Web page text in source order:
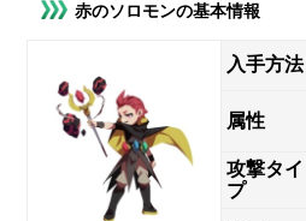
赤のソロモンの基本情報
入手方法
属性
攻撃タイ
プ